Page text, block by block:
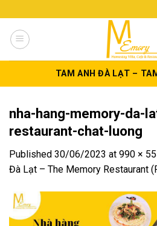
to
content
TAM ANH ĐÀ LẠT –
nha-hang-memory-da-
restaurant-chat-luong
Published 30/06/2023 at 990 ×
Đà Lạt – The Memory Restaurant